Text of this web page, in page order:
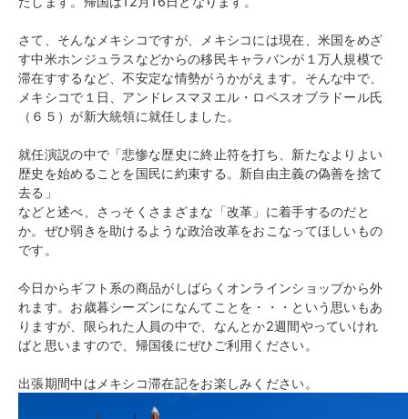
さて、そんなメキシコですが、メキシコには現在、米国をめざ
す中米ホンジュラスなどからの移民キャラバンが１万人規模で
滞在すするなど、不安定な情勢がうかがえます。そんな中で、
メキシコで１日、アンドレスマヌエル・ロペスオブラドール氏
（６５）が新大統領に就任しました。
就任演説の中で「悲惨な歴史に終止符を打ち、新たなよりよい
歴史を始めることを国民に約束する。新自由主義の偽善を捨て
去る」
などと述べ、さっそくさまざまな「改革」に着手するのだと
か。ぜひ弱きを助けるような政治改革をおこなってほしいもの
です。
今日からギフト系の商品がしばらくオンラインショップから外
れます。お歳暮シーズンになんてことを・・・という思いもあ
りますが、限られた人員の中で、なんとか2週間やっていけれ
ばと思いますので、帰国後にぜひご利用ください。
出張期間中はメキシコ滞在記をお楽しみください。